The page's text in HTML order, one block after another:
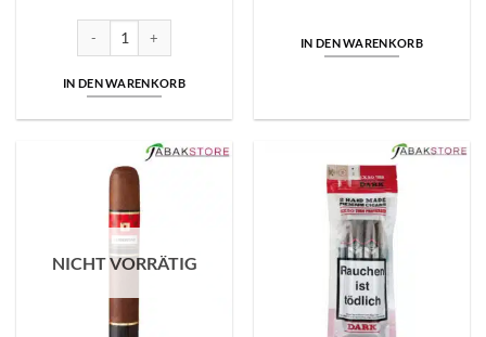
La Libertad | Corona | Einzel Zigarre Menge
IN DEN WARENKORB
IN DEN WARENKORB
NICHT VORRÄTIG